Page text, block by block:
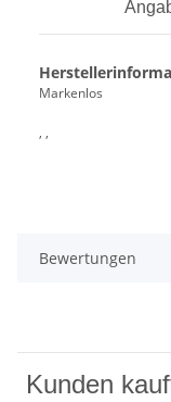
Markenlos
, ,
Bewertungen
Kunden